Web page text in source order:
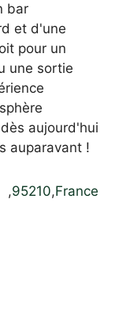
bar
et d'une
pour un
une sortie
aujourd'hui
auparavant !
,95210,France